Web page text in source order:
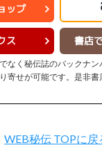
ップ
ス 書店
なく秘伝誌のバックナン
寄せが可能です。是非書
WEB秘伝 TOPに戻